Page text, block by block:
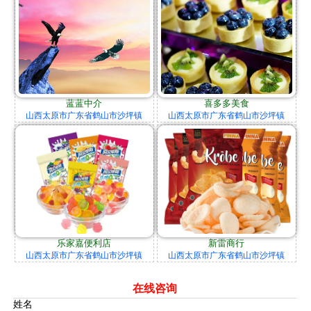
蓝蓝中介
山西太原市广东省鹤山市沙坪镇
喜多多美食
山西太原市广东省鹤山市沙坪镇
乐家嘉便利店
山西太原市广东省鹤山市沙坪镇
新雷商行
山西太原市广东省鹤山市沙坪镇
在线咨询
姓名